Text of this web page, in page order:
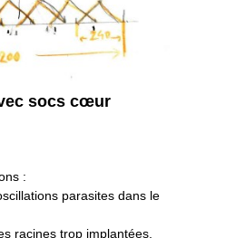
socs cœur
:
parasites dans le
racines trop implantées.